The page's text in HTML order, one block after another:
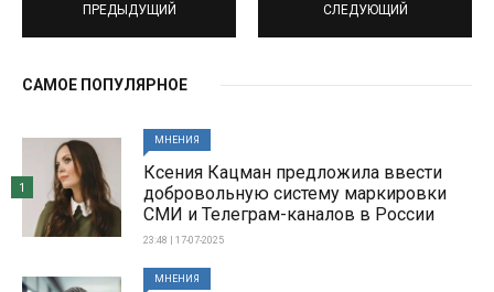
ПРЕДЫДУЩИЙ СЛЕДУЮЩИЙ
САМОЕ ПОПУЛЯРНОЕ
МНЕНИЯ
Ксения Кацман предложила ввести
добровольную систему маркировки
СМИ и Телеграм-каналов в России
23:48 | 17-07-2025
1
МНЕНИЯ